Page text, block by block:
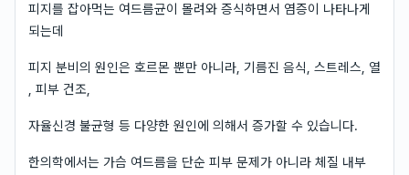
피지를 잡아먹는 여드름균이 몰려와 증식하면서 염증이 나타나게
되는데
피지 분비의 원인은 호르몬 뿐만 아니라, 기름진 음식, 스트레스, 열
, 피부 건조,
자율신경 불균형 등 다양한 원인에 의해서 증가할 수 있습니다.
한의학에서는 가슴 여드름을 단순 피부 문제가 아니라 체질 내부